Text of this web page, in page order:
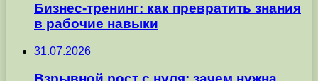
Бизнес-тренинг: как превратить знания
в рабочие навыки
31.07.2026